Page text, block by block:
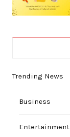
Trending News
Business
Entertainment